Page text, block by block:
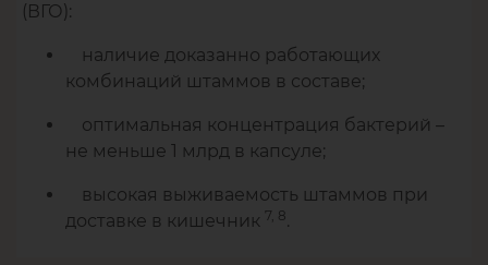
(ВГО):
наличие доказанно работающих
комбинаций штаммов в составе;
оптимальная концентрация бактерий –
не меньше 1 млрд в капсуле;
высокая выживаемость штаммов при
доставке в кишечник 7, 8.